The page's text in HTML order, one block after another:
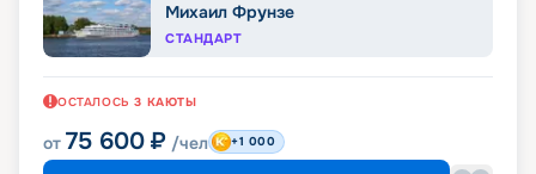
Михаил Фрунзе
СТАНДАРТ
ОСТАЛОСЬ 3 КАЮТЫ
от 75 600 ₽ /чел +1 000